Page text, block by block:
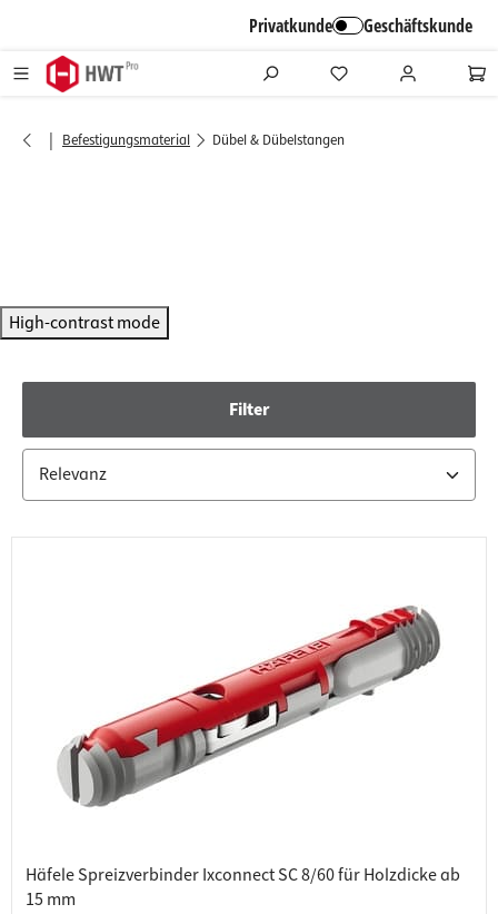
Privatkunde Geschäftskunde
| Befestigungsmaterial Dübel & Dübelstangen
High-contrast mode
Filter
Häfele Spreizverbinder Ixconnect SC 8/60 für Holzdicke ab
15 mm